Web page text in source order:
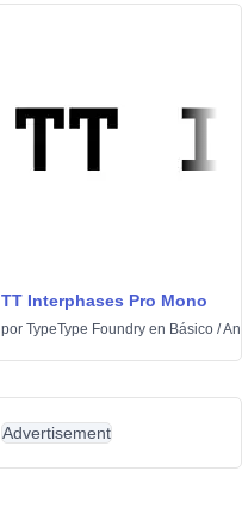
TT Interphases Pro Mono
por TypeType Foundry en Básico /
Advertisement